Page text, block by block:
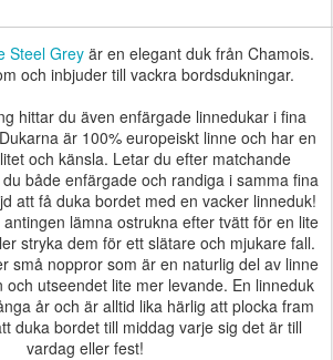
Steel Greyär en elegant duk från Chamois.
och inbjuder till vackra bordsdukningar.
hittar du även enfärgade linnedukar i fina
är 100% europeiskt linne och har en
och känsla. Letar du efter matchande
både enfärgade och randiga i samma fina
att få duka bordet med en vacker linneduk!
lämna ostrukna efter tvätt för en lite
stryka dem för ett slätare och mjukare fall.
små noppror som är en naturlig del av linne
och utseendet lite mer levande. En linneduk
år och är alltid lika härlig att plocka fram
duka bordet till middag varje sig det är till
vardag eller fest!